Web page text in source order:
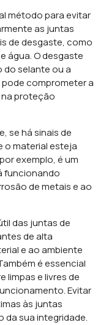
método para evitar
as juntas
de desgaste, como
água. O desgaste
selante ou a
comprometer a
proteção
se há sinais de
o material esteja
exemplo, é um
funcionando
de metais e ao
das juntas de
de alta
e ao ambiente
é essencial
limpas e livres de
Evitar
às juntas
da sua integridade.